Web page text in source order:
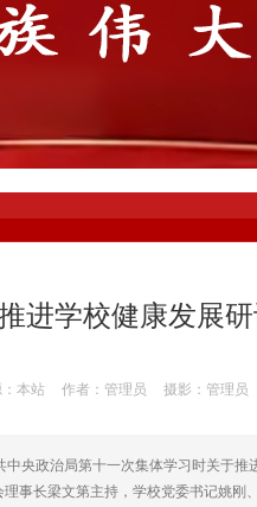
进学校健康发展
：本站 作者：管理员 摄影：管理员
央政治局第十一次集体学习时关于
事长梁文第主持，学校党委书记姚